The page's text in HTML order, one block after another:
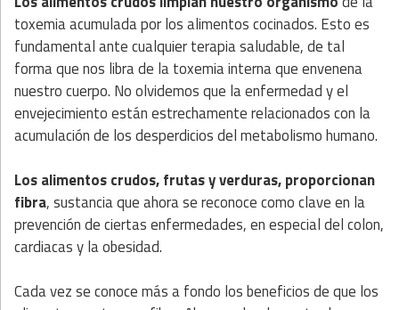
toxemia acumulada por los alimentos cocinados. Esto es
fundamental ante cualquier terapia saludable, de tal
forma que nos libra de la toxemia interna que envenena
nuestro cuerpo. No olvidemos que la enfermedad y el
envejecimiento están estrechamente relacionados con la
acumulación de los desperdicios del metabolismo humano.
Los alimentos crudos, frutas y verduras, proporcionan
fibra, sustancia que ahora se reconoce como clave en la
prevención de ciertas enfermedades, en especial del colon,
cardiacas y la obesidad.
Cada vez se conoce más a fondo los beneficios de que los